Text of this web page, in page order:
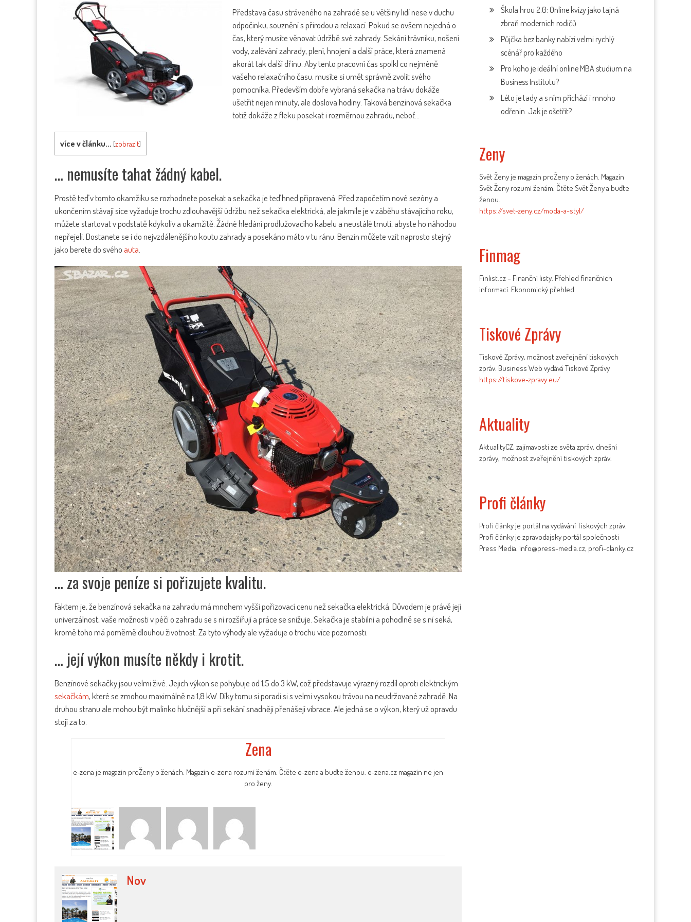
Představa času stráveného na zahradě se u většiny lidí nese v duchu
odpočinku, souznění s přírodou a relaxací. Pokud se ovšem nejedná o
čas, který musíte věnovat údržbě své zahrady. Sekání trávníku, nošení
vody, zalévání zahrady, plení, hnojení a další práce, která znamená
akorát tak další dřinu. Aby tento pracovní čas spolkl co nejméně
vašeho relaxačního času, musíte si umět správně zvolit svého
pomocníka. Především dobře vybraná sekačka na trávu dokáže
ušetřit nejen minuty, ale doslova hodiny. Taková benzínová sekačka
totiž dokáže z fleku posekat i rozměrnou zahradu, neboť…
více v článku... [zobrazit]
… nemusíte tahat žádný kabel.
Prostě teď v tomto okamžiku se rozhodnete posekat a sekačka je teď hned připravená. Před započetím nové sezóny a
ukončením stávají sice vyžaduje trochu zdlouhavější údržbu než sekačka elektrická, ale jakmile je v záběhu stávajícího roku,
můžete startovat v podstatě kdykoliv a okamžitě. Žádné hledání prodlužovacího kabelu a neustálé trnutí, abyste ho náhodou
nepřejeli. Dostanete se i do nejvzdálenějšího koutu zahrady a posekáno máto v tu ránu. Benzín můžete vzít naprosto stejný
jako berete do svého auta
… za svoje peníze si pořizujete kvalitu.
Faktem je, že benzínová sekačka na zahradu má mnohem vyšší pořizovací cenu než sekačka elektrická. Důvodem je právě její
univerzálnost, vaše možnosti v péči o zahradu se s ní rozšiřují a práce se snižuje. Sekačka je stabilní a pohodlně se s ní seká,
kromě toho má poměrně dlouhou životnost. Za tyto výhody ale vyžaduje o trochu více pozornosti.
… její výkon musíte někdy i krotit.
Benzínové sekačky jsou velmi živé. Jejich výkon se pohybuje od 1,5 do 3 kW, což představuje výrazný rozdíl oproti elektrickým
sekačkám, které se zmohou maximálně na 1,8 kW. Díky tomu si poradí si s velmi vysokou trávou na neudržované zahradě. Na
druhou stranu ale mohou být malinko hlučnější a při sekání snadněji přenášejí vibrace. Ale jedná se o výkon, který už opravdu
stojí za to.
Zena
e-zena je magazín proŽeny o ženách. Magazín e-zena rozumí ženám. Čtěte e-zena a buďte ženou. e-zena.cz magazín ne jen
pro ženy.
Nov
Škola hrou 2.0: Online kvízy jako tajná
zbraň moderních rodičů
Půjčka bez banky nabízí velmi rychlý
scénář pro každého
Pro koho je ideální online MBA studium na
Business Institutu?
Léto je tady a s ním přichází i mnoho
odřenin. Jak je ošetřit?
Zeny
Svět Ženy je magazín proŽeny o ženách. Magazín
Svět Ženy rozumí ženám. Čtěte Svět Ženy a buďte
ženou.
https://svet-zeny.cz/moda-a-styl/
Finmag
Finlist.cz – Finanční listy. Přehled finančních
informací. Ekonomický přehled
Tiskové Zprávy
Tiskové Zprávy, možnost zveřejnění tiskových
zpráv. Business Web vydává Tiskové Zprávy
https://tiskove-zpravy.eu/
Aktuality
AktualityCZ, zajímavosti ze světa zpráv, dnešní
zprávy, možnost zveřejnění tiskových zpráv.
Profi články
Profi články je portál na vydávání Tiskových zpráv.
Profi články je zpravodajsky portál společnosti
Press Media. info@press-media.cz, profi-clanky.cz